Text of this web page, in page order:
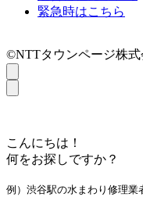
緊急時はこちら
©NTTタウンページ株式
こんにちは！
何をお探しですか？
例）渋谷駅の水まわり修理業